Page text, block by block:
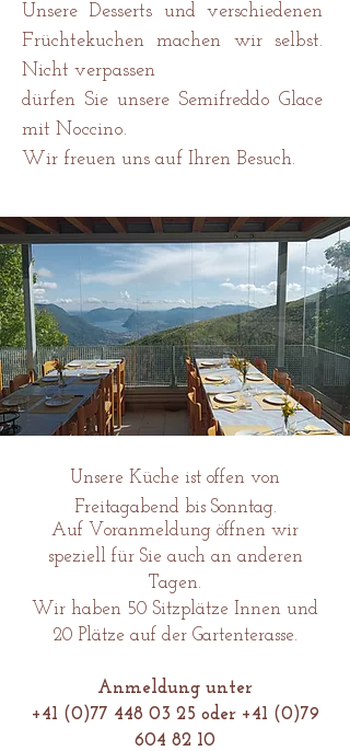
Unsere Desserts und verschiedenen
Früchtekuchen machen wir selbst.
Nicht verpassen
dürfen Sie unsere Semifreddo Glace
mit Noccino.
Wir freuen uns auf Ihren Besuch.
Unsere Küche ist offen von
Freitagabend bis Sonntag.
Auf Voranmeldung öffnen wir
speziell für Sie auch an anderen
Tagen.
Wir haben 50 Sitzplätze Innen und
20 Plätze auf der Gartenterasse.
Anmeldung unter
+41 (0)77 448 03 25 oder +41 (0)79
604 82 10